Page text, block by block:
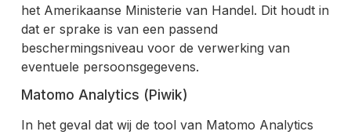
het Amerikaanse Ministerie van Handel. Dit houdt in
dat er sprake is van een passend
beschermingsniveau voor de verwerking van
eventuele persoonsgegevens.
Matomo Analytics (Piwik)
In het geval dat wij de tool van Matomo Analytics